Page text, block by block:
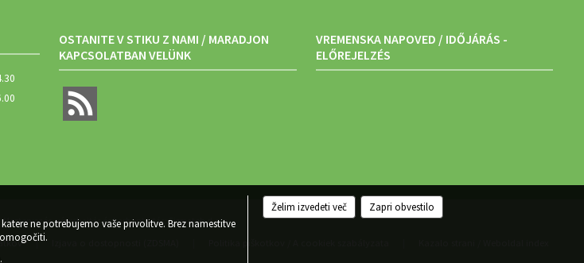
OSTANITE V STIKU Z NAMI / MARADJON
KAPCSOLATBAN VELÜNK
VREMENSKA NAPOVED / IDŐJÁRÁS -
ELŐREJELZÉS
végrehajtás és karbantartás: Sigmateh d.o.o.
|
ne potrebujemo vaše privolitve. Brez namestitve
.
Želim izvedeti več Zapri obvestilo